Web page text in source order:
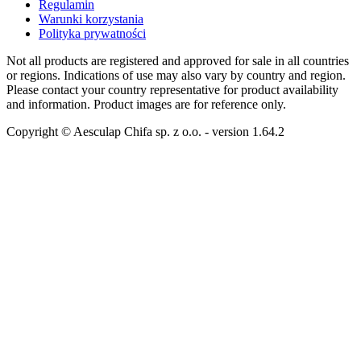
Regulamin
Warunki korzystania
Polityka prywatności
Not all products are registered and approved for sale in all countries
or regions. Indications of use may also vary by country and region.
Please contact your country representative for product availability
and information. Product images are for reference only.
Copyright © Aesculap Chifa sp. z o.o. - version 1.64.2